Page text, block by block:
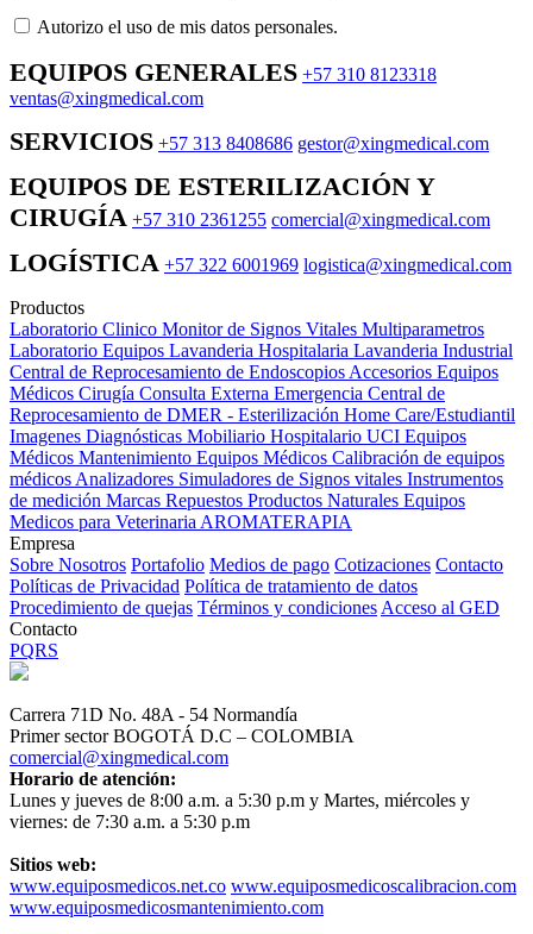
Autorizo ​​el uso de mis datos personales.
EQUIPOS GENERALES +57 310 8123318
ventas@xingmedical.com
SERVICIOS +57 313 8408686 gestor@xingmedical.com
EQUIPOS DE ESTERILIZACIÓN Y
CIRUGÍA +57 310 2361255 comercial@xingmedical.com
LOGÍSTICA +57 322 6001969 logistica@xingmedical.com
Productos
Laboratorio Clinico Monitor de Signos Vitales Multiparametros
Laboratorio Equipos Lavanderia Hospitalaria Lavanderia Industrial
Central de Reprocesamiento de Endoscopios Accesorios Equipos
Médicos Cirugía Consulta Externa Emergencia Central de
Reprocesamiento de DMER - Esterilización Home Care/Estudiantil
Imagenes Diagnósticas Mobiliario Hospitalario UCI Equipos
Médicos Mantenimiento Equipos Médicos Calibración de equipos
médicos Analizadores Simuladores de Signos vitales Instrumentos
de medición Marcas Repuestos Productos Naturales Equipos
Medicos para Veterinaria AROMATERAPIA
Empresa
Sobre Nosotros Portafolio Medios de pago Cotizaciones Contacto
Políticas de Privacidad Política de tratamiento de datos
Procedimiento de quejas Términos y condiciones Acceso al GED
Contacto
PQRS
Carrera 71D No. 48A - 54 Normandía
Primer sector BOGOTÁ D.C – COLOMBIA
comercial@xingmedical.com
Horario de atención:
Lunes y jueves de 8:00 a.m. a 5:30 p.m y Martes, miércoles y
viernes: de 7:30 a.m. a 5:30 p.m
Sitios web:
www.equiposmedicos.net.co www.equiposmedicoscalibracion.com
www.equiposmedicosmantenimiento.com